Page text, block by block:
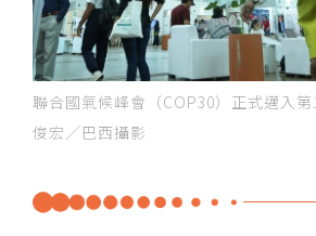
聯合國氣候峰會（COP30）正式邁入
俊宏／巴西攝影